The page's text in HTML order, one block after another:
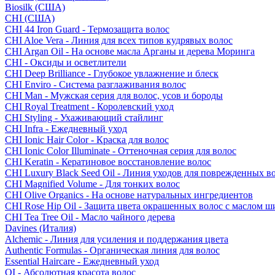
Biosilk (США)
CHI (США)
CHI 44 Iron Guard - Термозащита волос
CHI Aloe Vera - Линия для всех типов кудрявых волос
CHI Argan Oil - На основе масла Арганы и дерева Моринга
CHI - Оксиды и осветлители
CHI Deep Brilliance - Глубокое увлажнение и блеск
CHI Enviro - Система разглаживания волос
CHI Man - Мужская серия для волос, усов и бороды
CHI Royal Treatment - Королевский уход
CHI Styling - Ухаживающий стайлинг
CHI Infra - Ежедневный уход
CHI Ionic Hair Color - Краска для волос
CHI Ionic Color Illuminate - Оттеночная серия для волос
CHI Keratin - Кератиновое восстановление волос
CHI Luxury Black Seed Oil - Линия уходов для поврежденных
CHI Magnified Volume - Для тонких волос
CHI Olive Organics - На основе натуральных ингредиентов
CHI Rose Hip Oil - Защита цвета окрашенных волос с маслом
CHI Tea Tree Oil - Масло чайного дерева
Davines (Италия)
Alchemic - Линия для усиления и поддержания цвета
Authentic Formulas - Органическая линия для волос
Essential Haircare - Eжедневный уход
OI - Абсолютная красота волос